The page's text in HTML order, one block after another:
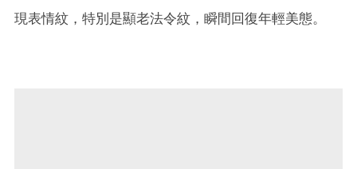
現表情紋，特別是顯老法令紋，瞬間回復年輕美態。